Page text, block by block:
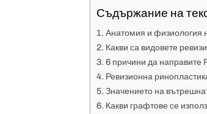
Съдържание на
Анатомия и физиология
Какви са видовете
6 причини да направите
Ревизионна
Значението на
Какви графтове се